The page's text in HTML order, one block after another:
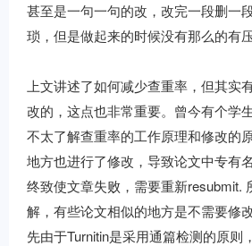
甚至是一句一句的改，改完一段删一
琐，但是做起来的时候没有那么的有压
上文讲述了如何减少查重率，但其实
改的，这点也非常重要。曾今有个学
不太了解查重率的工作原理和修改的
地方也进行了修改，导致论文中专有
终致使文章失败，需要重新resubmit.
解，有些论文相似的地方是不需要修
先由于Turnitin是采用通篇检测的原则